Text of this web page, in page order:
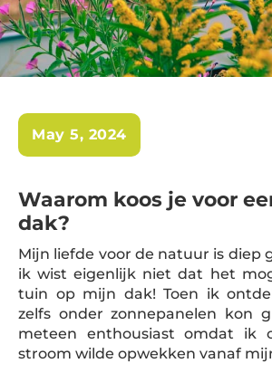
May 5, 2024
Waarom koos je voor
dak?
Mijn liefde voor de natuur is diep
ik wist eigenlijk niet dat het
tuin op mijn dak! Toen ik
zelfs onder zonnepanelen kon
meteen enthousiast omdat ik
stroom wilde opwekken vanaf